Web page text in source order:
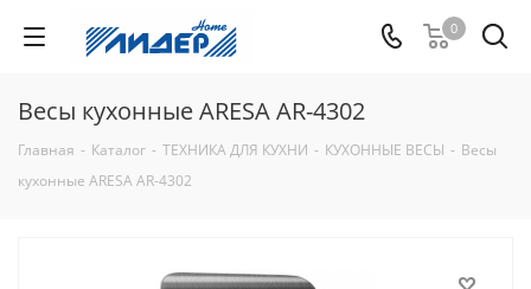
0
Весы кухонные ARESA AR-4302
Главная - Каталог - ТЕХНИКА ДЛЯ КУХНИ - КУХОННЫЕ ВЕСЫ - Весы
кухонные ARESA AR-4302